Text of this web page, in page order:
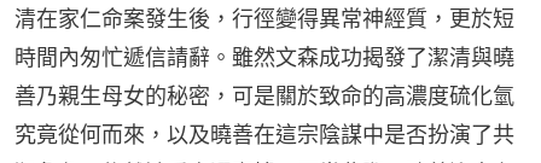
清在家仁命案發生後，行徑變得異常神經質，更於短
時間內匆忙遞信請辭。雖然文森成功揭發了潔清與曉
善乃親生母女的秘密，可是關於致命的高濃度硫化氫
究竟從何而來，以及曉善在這宗陰謀中是否扮演了共